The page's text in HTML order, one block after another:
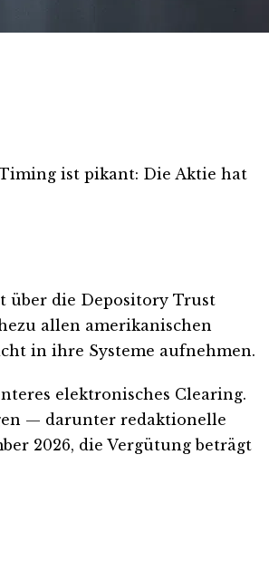
ist pikant: Die Aktie hat
über die Depository Trust
allen amerikanischen
in ihre Systeme aufnehmen.
elektronisches Clearing.
— darunter redaktionelle
2026, die Vergütung beträgt